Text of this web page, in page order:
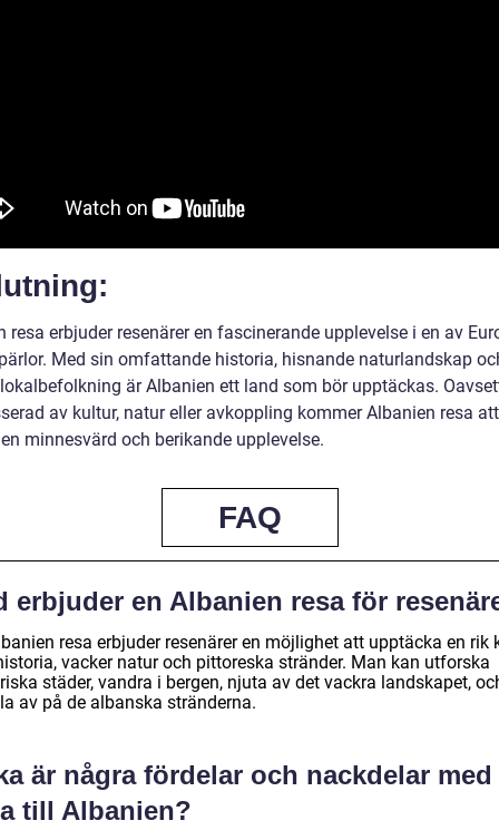
resa erbjuder resenärer en fascinerande upplevelse i en av
Med sin omfattande historia, hisnande naturlandskap
är Albanien ett land som bör upptäckas.
av kultur, natur eller avkoppling kommer Albanien resa att
minnesvärd och berikande upplevelse.
FAQ
erbjuder en Albanien resa för
resa erbjuder resenärer en möjlighet att upptäcka en rik
vacker natur och pittoreska stränder. Man kan utforska
städer, vandra i bergen, njuta av det vackra landskapet,
av på de albanska stränderna.
är några fördelar och nackdelar med
till Albanien?